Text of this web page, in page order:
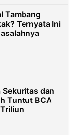
Tambang
Ternyata Ini
Sekuritas dan
Tuntut BCA